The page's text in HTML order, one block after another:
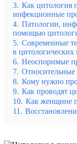
3. Как цитология
инфекционные
4. Патологии,
помощью
5. Современные
в цитологических
6. Неоспоримые
7. Относительные
8. Кому нужно
9. Как проводят
10. Как женщине
11.